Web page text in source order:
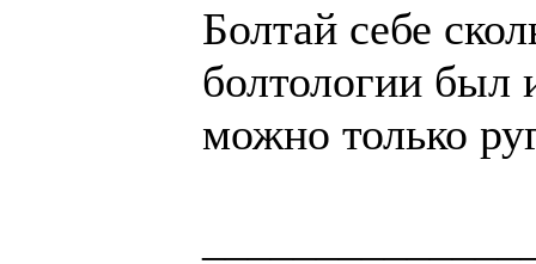
Болтай себе
болтологии был
можно только